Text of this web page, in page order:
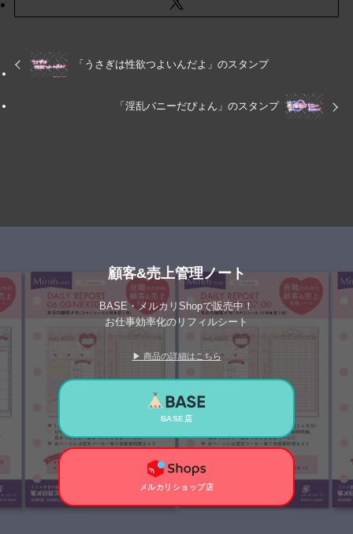
「うさぎは性欲つよいんだよ」のスタンプ
「淫乱バニーだぴょん」のスタンプ
顧客&売上管理ノート
BASE・メルカリShopで販売中！
お仕事効率化のリフィルシート
▶ 商品の詳細はこちら
BASE店
メルカリショップ店